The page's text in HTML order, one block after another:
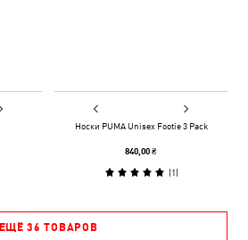
Носки PUMA Unisex Footie 3 Pack
840,00 ₴
(1)
ЕЩЁ 36 ТОВАРОВ